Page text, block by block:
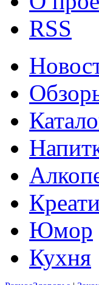
RSS
Юмор
Кухня